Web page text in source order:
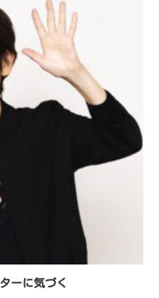
ーに気づく